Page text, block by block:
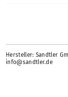
Hersteller: Sandtler
info@sandtler.de